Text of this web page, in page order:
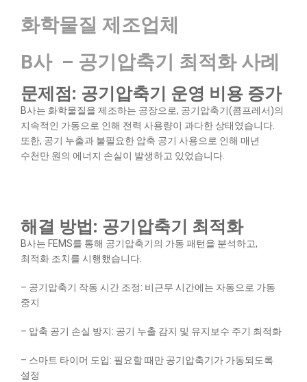
화학물질 제조업체
B사 – 공기압축기 최적화 사례
문제점: 공기압축기 운영 비용 증가
B사는 화학물질을 제조하는 공장으로, 공기압축기(콤프레서)의
지속적인 가동으로 인해 전력 사용량이 과다한 상태였습니다.
또한, 공기 누출과 불필요한 압축 공기 사용으로 인해 매년
수천만 원의 에너지 손실이 발생하고 있었습니다.
해결 방법: 공기압축기 최적화
B사는 FEMS를 통해 공기압축기의 가동 패턴을 분석하고,
최적화 조치를 시행했습니다.
– 공기압축기 작동 시간 조정: 비근무 시간에는 자동으로 가동
중지
– 압축 공기 손실 방지: 공기 누출 감지 및 유지보수 주기 최적화
– 스마트 타이머 도입: 필요할 때만 공기압축기가 가동되도록
설정